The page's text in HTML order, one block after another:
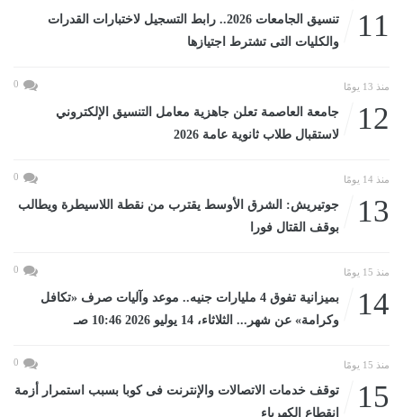
11
تنسيق الجامعات 2026.. رابط التسجيل لاختبارات القدرات
والكليات التى تشترط اجتيازها
منذ 13 يومًا 0
12
جامعة العاصمة تعلن جاهزية معامل التنسيق الإلكتروني
لاستقبال طلاب ثانوية عامة 2026
منذ 14 يومًا 0
13
جوتيريش: الشرق الأوسط يقترب من نقطة اللاسيطرة ويطالب
بوقف القتال فورا
منذ 15 يومًا 0
14
بميزانية تفوق 4 مليارات جنيه.. موعد وآليات صرف «تكافل
وكرامة» عن شهر... الثلاثاء، 14 يوليو 2026 10:46 صـ
منذ 15 يومًا 0
15
توقف خدمات الاتصالات والإنترنت فى كوبا بسبب استمرار أزمة
انقطاع الكهرباء